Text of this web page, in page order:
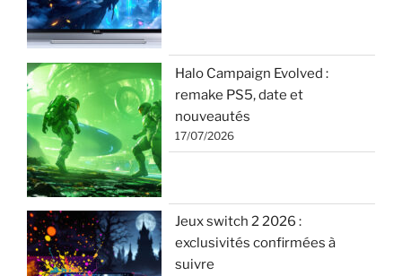
Halo Campaign Evolved :
remake PS5, date et
nouveautés
17/07/2026
Jeux switch 2 2026 :
exclusivités confirmées à
suivre